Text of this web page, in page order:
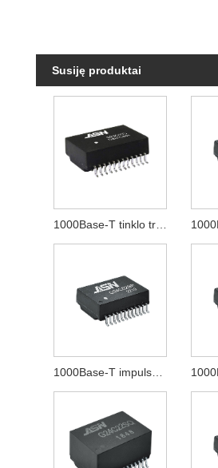
Susiję produktai
1000Base-T tinklo transformatorius
1000Base-T impulsų transformatorius